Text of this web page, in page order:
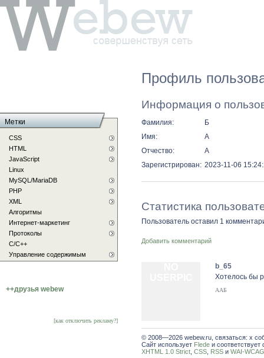
Профиль
Информация о
Фамилия:
Б
Имя:
А
Отчество:
А
Зарегистрирован: 2023-11-06
Статистика
Пользователь оставил 1
Добавить комментарий
b_65
Хотелось бы
ААБ
© 2008—2026 webew.ru, связаться: x
Сайт использует Flede и соответствует
XHTML 1.0 Strict CSS RSS и WAI-
Метки
CSS
HTML
JavaScript
Linux
MySQL/MariaDB
PHP
XML
Алгоритмы
Интернет-маркетинг
Протоколы
С/C++
Управление содержимым
++друзья webew
[как отключить рекламу?]